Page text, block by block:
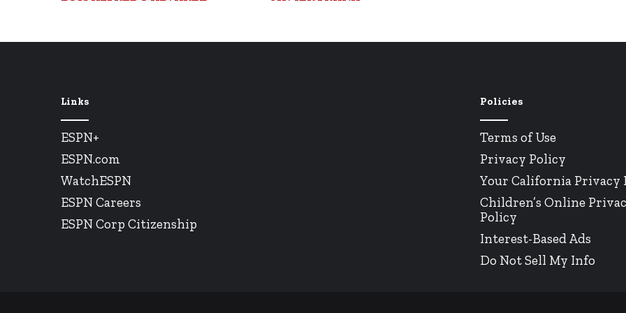
Links
ESPN+
ESPN.com
WatchESPN
ESPN Careers
ESPN Corp Citizenship
Policies
Terms of Use
Privacy Policy
Your California Privacy
Children’s Online
Policy
Interest-Based Ads
Do Not Sell My Info